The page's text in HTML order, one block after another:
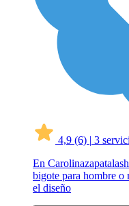
4,9 (6) | 3
En
bigote para hombre o
el diseño